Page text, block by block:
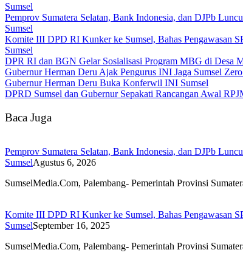
Sumsel
Pemprov Sumatera Selatan, Bank Indonesia, dan DJPb
Sumsel
Komite III DPD RI Kunker ke Sumsel, Bahas Pengawasan
Sumsel
DPR RI dan BGN Gelar Sosialisasi Program MBG di Desa
Gubernur Herman Deru Ajak Pengurus INI Jaga Sumsel
Gubernur Herman Deru Buka Konferwil INI Sumsel
DPRD Sumsel dan Gubernur Sepakati Rancangan Awal
Baca Juga
Pemprov Sumatera Selatan, Bank Indonesia, dan DJPb
SumselAgustus 6, 2026
SumselMedia.Com, Palembang- Pemerintah Provinsi
Komite III DPD RI Kunker ke Sumsel, Bahas Pengawasan
SumselSeptember 16, 2025
SumselMedia.Com, Palembang- Pemerintah Provinsi